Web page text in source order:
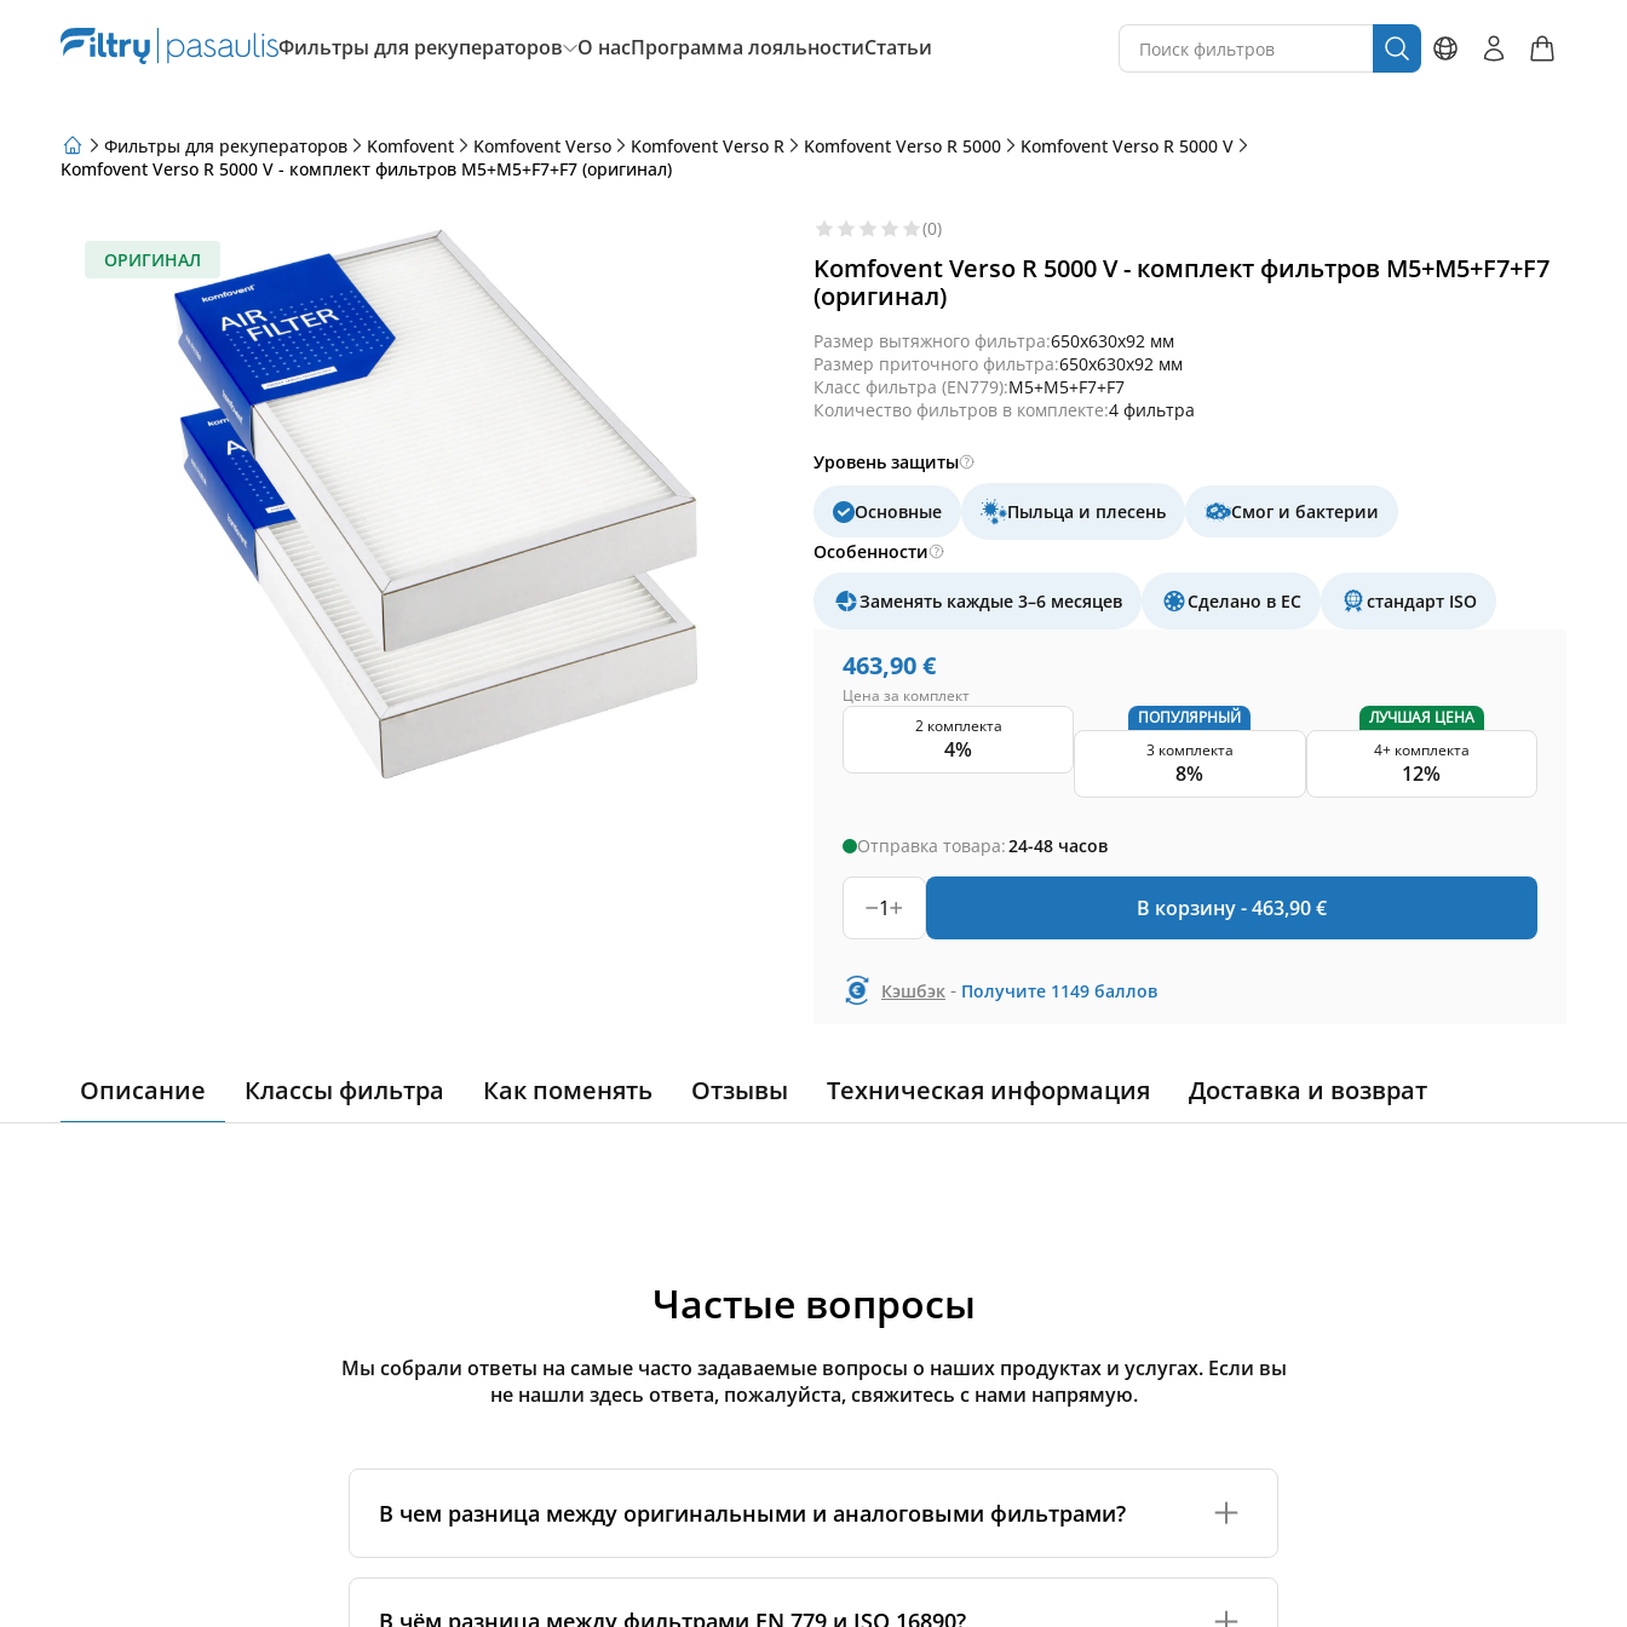
Фильтры для рекуператоров О насПрограмма лояльностиСтатьи
Фильтры для рекуператоров Komfovent Komfovent Verso Komfovent Verso R Komfovent Verso R 5000
Komfovent Verso R 5000 V
Komfovent Verso R 5000 V - комплект фильтров M5+M5+F7+F7 (оригинал)
ОРИГИНАЛ
(0)
Komfovent Verso R 5000 V - комплект фильтров M5+M5+F7+F7
(оригинал)
Размер вытяжного фильтра:650x630x92 мм
Размер приточного фильтра:650x630x92 мм
Класс фильтра (EN779):M5+M5+F7+F7
Количество фильтров в комплекте:4 фильтра
Уровень защиты
Основные Пыльца и плесень
Смог и бактерии
Особенности
Заменять каждые 3–6 месяцев Сделано в ЕС стандарт ISO
463,90€
Цена за комплект
2 комплекта
4%
ПОПУЛЯРНЫЙ
3 комплекта
8%
ЛУЧШАЯ ЦЕНА
4+ комплекта
12%
Отправка товара:24-48 часов
1 В корзину -463,90€
Кэшбэк - Получите 1149 баллов
Описание Классы фильтра Как поменять Отзывы Техническая информация Доставка и возврат
Частые вопросы
Мы собрали ответы на самые часто задаваемые вопросы о наших продуктах и услугах. Если вы
не нашли здесь ответа, пожалуйста, свяжитесь с нами напрямую.
В чем разница между оригинальными и аналоговыми фильтрами?
сертифицированными производственными партнёрами. Такие фильтры соответствуют
В чём разница между фильтрами EN 779 и ISO 16890?